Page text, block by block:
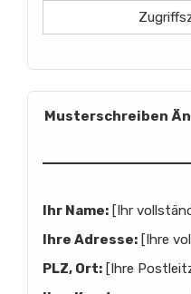
Musterschreiben
Ihr Name: [Ihr
Ihre Adresse: [Ihre
PLZ, Ort: [Ihre